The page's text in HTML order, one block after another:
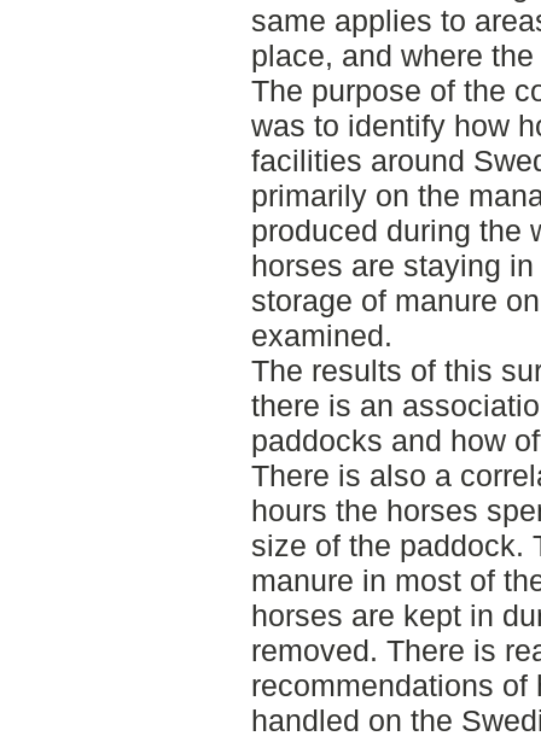
same applies to
place, and where
The purpose of the
was to identify how
facilities around
primarily on the
produced during the
horses are staying
storage of manure
examined.
The results of this
there is an
paddocks and how
There is also a
hours the horses
size of the paddock.
manure in most of
horses are kept in
removed. There is
recommendations of
handled on the